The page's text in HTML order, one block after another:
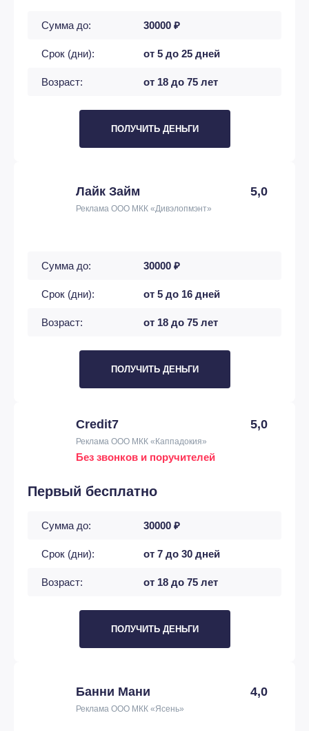
Сумма до: 30000 ₽
Срок (дни): от 5 до 25 дней
Возраст: от 18 до 75 лет
ПОЛУЧИТЬ ДЕНЬГИ
Лайк Займ 5,0
Реклама ООО МКК «Дивэлопмэнт»
Сумма до: 30000 ₽
Срок (дни): от 5 до 16 дней
Возраст: от 18 до 75 лет
ПОЛУЧИТЬ ДЕНЬГИ
Credit7 5,0
Реклама ООО МКК «Каппадокия»
Без звонков и поручителей
Первый бесплатно
Сумма до: 30000 ₽
Срок (дни): от 7 до 30 дней
Возраст: от 18 до 75 лет
ПОЛУЧИТЬ ДЕНЬГИ
Банни Мани 4,0
Реклама ООО МКК «Ясень»